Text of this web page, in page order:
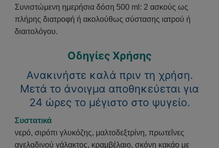
Συνιστώμενη ημερήσια δόση 500 ml: 2 ασκούς ως
πλήρης διατροφή ή ακολούθως σύστασης ιατρού ή
διαιτολόγου.
Οδηγίες Χρήσης
Ανακινήστε καλά πριν τη χρήση.
Μετά το άνοιγμα αποθηκεύεται για
24 ώρες το μέγιστο στο ψυγείο.
Συστατικά
νερό, σιρόπι γλυκόζης, μαλτοδεξτρίνη, πρωτεΐνες
αγελαδινού γάλακτος, κραμβέλαιο, σκόνη κακάο με